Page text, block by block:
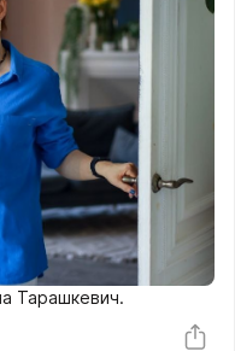
ОБО МНЕ, меня зовут Ирина Тарашкевич.